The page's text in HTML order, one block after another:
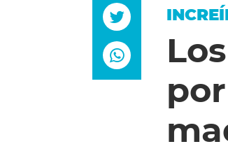
YUYITO A LA TARDE
EMPRENDI2
LONGOBARDI
EL OLIVO BLANCO
TU LUGAR IDEAL
CHICHE EN VIVO